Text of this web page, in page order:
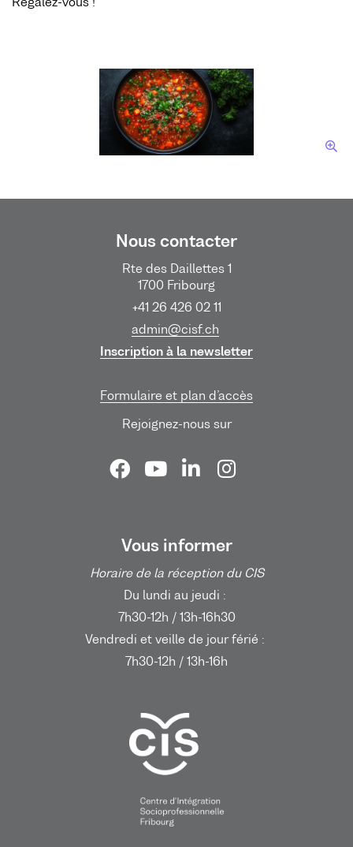
Nous contacter
Rte des Daillettes 1
1700 Fribourg
+41 26 426 02 11
admin@cisf.ch
Inscription à la newsletter
Formulaire et plan d’accès
Rejoignez-nous sur
Vous informer
Horaire de la réception du CIS
Du lundi au jeudi :
7h30-12h / 13h-16h30
Vendredi et veille de jour férié :
7h30-12h / 13h-16h